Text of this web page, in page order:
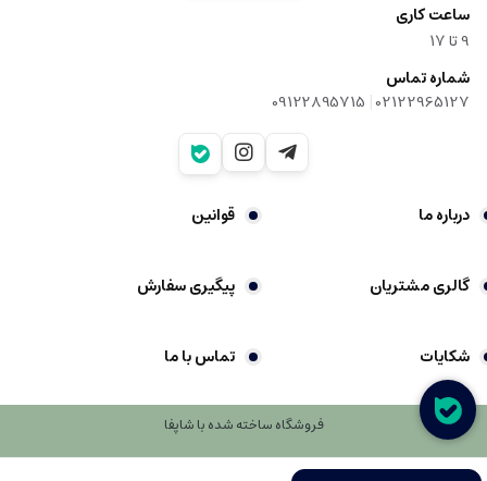
ساعت کاری
9‌ تا ۱۷
شماره تماس
02122965127
|
09122895715
درباره ما قوانین
گالری مشتریان پیگیری سفارش
شکایات تماس با ما
فروشگاه ساخته شده با شاپفا